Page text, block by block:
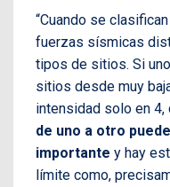
“Cuando se
fuerzas sísmicas
tipos de sitios. Si
sitios desde muy
intensidad solo en 4,
de uno a otro
importante y hay
límite como,